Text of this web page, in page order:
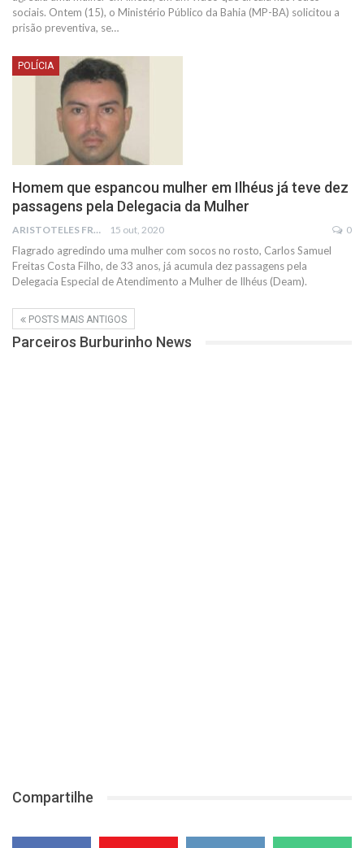
sociais. Ontem (15), o Ministério Público da Bahia (MP-BA) solicitou a
prisão preventiva, se…
POLÍCIA
Homem que espancou mulher em Ilhéus já teve dez
passagens pela Delegacia da Mulher
ARISTOTELES FRANCO 15 out, 2020 0
Flagrado agredindo uma mulher com socos no rosto, Carlos Samuel
Freitas Costa Filho, de 33 anos, já acumula dez passagens pela
Delegacia Especial de Atendimento a Mulher de Ilhéus (Deam).
POSTS MAIS ANTIGOS
Parceiros Burburinho News
Compartilhe